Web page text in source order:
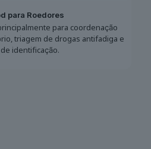
para Roedores
para coordenação
triagem de drogas antifadiga e
identificação.